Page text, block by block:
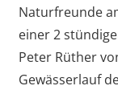
Naturfreunde
einer 2
Peter Rüther
Gewässerlauf